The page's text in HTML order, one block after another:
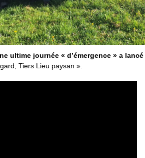
ultime journée « d’émergence » a
Tiers Lieu paysan ».